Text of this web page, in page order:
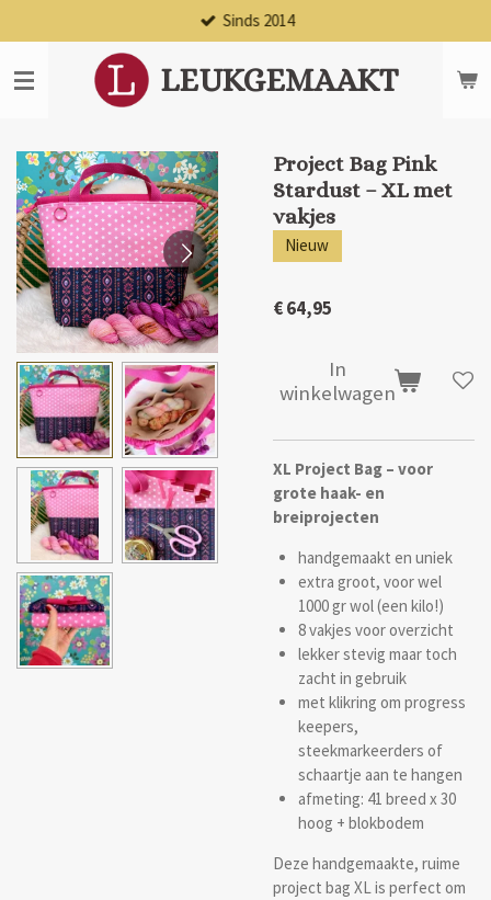
direct
naar
de
LEUKGEMAAKT
Sinds 2014
Project Bag Pink
Stardust – XL met
vakjes
Nieuw
€ 64,95
In
winkelwagen
XL Project Bag – voor
grote haak- en
breiprojecten
handgemaakt en uniek
extra groot, voor wel
1000 gr wol (een kilo!)
8 vakjes voor overzicht
lekker stevig maar toch
zacht in gebruik
met klikring om progress
keepers,
steekmarkeerders of
schaartje aan te hangen
afmeting: 41 breed x 30
hoog + blokbodem
Deze handgemaakte, ruime
project bag XL is perfect om